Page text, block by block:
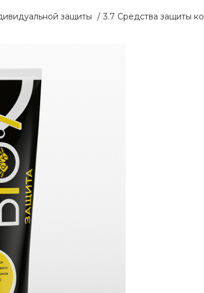
защиты / 3.7 Средства защиты